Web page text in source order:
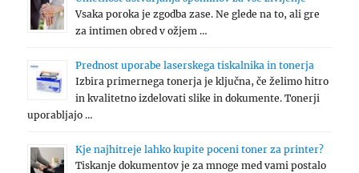
Vsaka poroka je zgodba zase. Ne glede na to, ali gre
za intimen obred v ožjem …
Prednost uporabe laserskega tiskalnika in tonerja
Izbira primernega tonerja je ključna, če želimo hitro
in kvalitetno izdelovati slike in dokumente. Tonerji
uporabljajo …
Kje najhitreje lahko kupite poceni toner za printer?
Tiskanje dokumentov je za mnoge med vami postalo